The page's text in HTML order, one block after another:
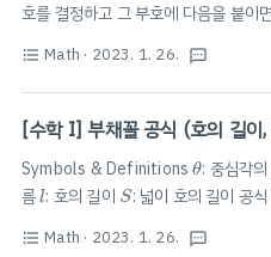
호를 결정하고 그 부호에 다음을 붙이
tan θ=m
2023.01.18 - [🏫 Study/수학 I] - [수
각함수의 각 변환 삼각함수 각 변환
n ∈ Z
n ∈Z )n
n이 짝수이면 그대로, 홀수
a n
1tan) 얼싸탄코(
format_list_bulleted Math · 2023. 1. 26. textsms
[수학 I] 부채꼴 공식 (호의 길이
Symbols & Definitionsθ
θ: 중심각
름ll: 호의 길이 S
S: 넓이 호의 길이 공식
넓이 공식
2
S= 12r 2 =12 l
format_list_bulleted Math · 2023. 1. 26. textsms